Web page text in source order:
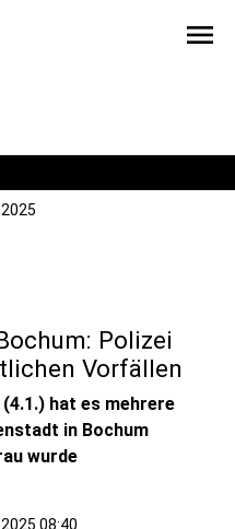
menu
Polizei
Vorfällen
hat es mehrere
in Bochum
wurde
08:40